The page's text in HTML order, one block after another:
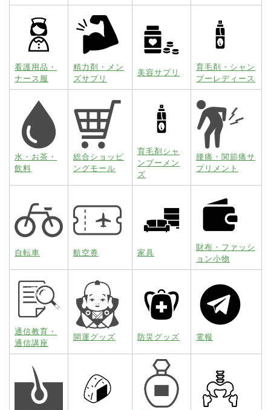
看護用品・
ナース服
精力剤・メン
ズサプリ
美容サプリ
育毛剤・シャン
プーレディース
水・お茶・
飲料
総合ショッピ
ングモール
育毛剤シャ
ンプーメン
ズ
腰痛・関節痛サ
プリメント
自転車 航空券 家具
財布・ファッシ
ョン小物
通信教育・
通信講座
開運グッズ 防災グッズ 電報